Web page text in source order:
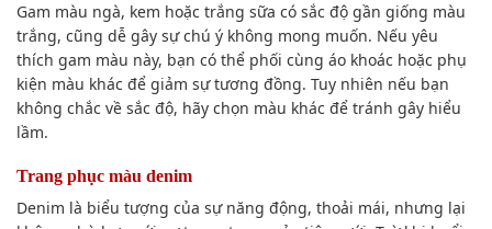
Gam màu ngà, kem hoặc trắng sữa có sắc độ gần giống màu
trắng, cũng dễ gây sự chú ý không mong muốn. Nếu yêu
thích gam màu này, bạn có thể phối cùng áo khoác hoặc phụ
kiện màu khác để giảm sự tương đồng. Tuy nhiên nếu bạn
không chắc về sắc độ, hãy chọn màu khác để tránh gây hiểu
lầm.
Trang phục màu denim
Denim là biểu tượng của sự năng động, thoải mái, nhưng lại